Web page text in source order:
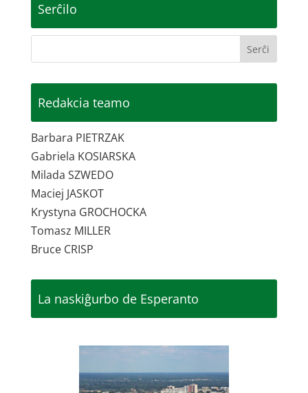
Serĉilo
Redakcia teamo
Barbara PIETRZAK
Gabriela KOSIARSKA
Milada SZWEDO
Maciej JASKOT
Krystyna GROCHOCKA
Tomasz MILLER
Bruce CRISP
La naskiĝurbo de Esperanto